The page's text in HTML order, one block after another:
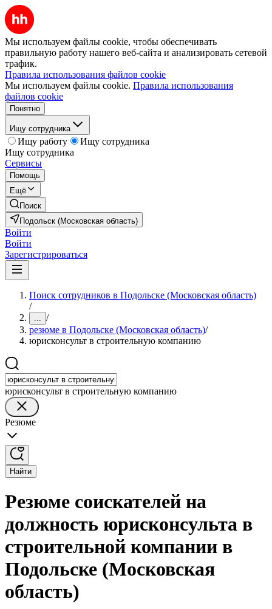
Мы используем файлы cookie, чтобы обеспечивать
правильную работу нашего веб-сайта и анализировать сетевой
трафик.
Правила использования файлов cookie
Мы используем файлы cookie. Правила использования
файлов cookie
Понятно
Ищу сотрудника
Ищу работу
Ищу сотрудника
Ищу сотрудника
Сервисы
Помощь
Ещё
Поиск
Подольск (Московская область)
Войти
Войти
Зарегистрироваться
Поиск сотрудников в Подольске (Московская область)
/
... /
резюме в Подольске (Московская область)/
юрисконсульт в строительную компанию
юрисконсульт в строительную компанию
Резюме
Найти
Резюме соискателей на
должность юрисконсульта в
строительной компании в
Подольске (Московская
область)